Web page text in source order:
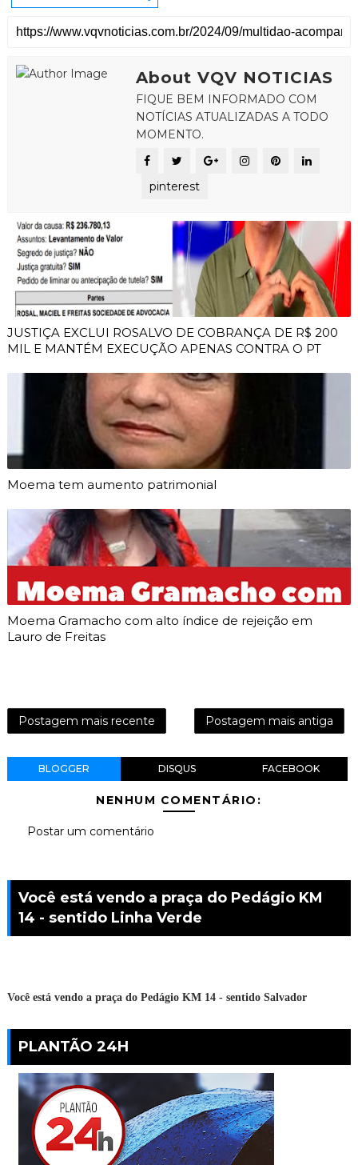
About VQV NOTICIAS
FIQUE BEM INFORMADO COM
NOTÍCIAS ATUALIZADAS A TODO
MOMENTO.
pinterest
JUSTIÇA EXCLUI ROSALVO DE COBRANÇA DE R$ 200
MIL E MANTÉM EXECUÇÃO APENAS CONTRA O PT
Moema tem aumento patrimonial
Moema Gramacho com alto índice de rejeição em
Lauro de Freitas
Postagem mais recente Postagem mais antiga
BLOGGER DISQUS FACEBOOK
NENHUM COMENTÁRIO:
Postar um comentário
Você está vendo a praça do Pedágio KM
14 - sentido Linha Verde
Você está vendo a praça do Pedágio KM 14 - sentido Salvador
PLANTÃO 24H